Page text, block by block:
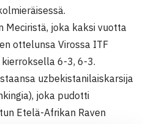
Meciristä, joka kaksi vuotta
ottelunsa Virossa ITF
6-3, 6-3.
uzbekistanilaiskarsija
joka pudotti
Etelä-Afrikan Raven